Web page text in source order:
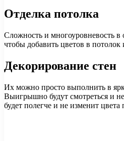
Отделка потолка
Сложность и многоуровневость в
чтобы добавить цветов в
Декорирование стен
Их можно просто выполнить в
Выигрышно будут смотреться и
будет полегче и не изменит